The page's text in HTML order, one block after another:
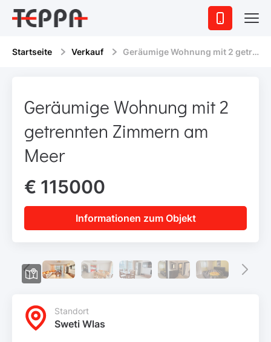
Startseite Verkauf Geräumige Wohnung mit 2 getrennten Zimmern am Meer
Geräumige Wohnung mit 2
getrennten Zimmern am
Meer
€ 115000
Informationen zum Objekt
Standort
Sweti Wlas